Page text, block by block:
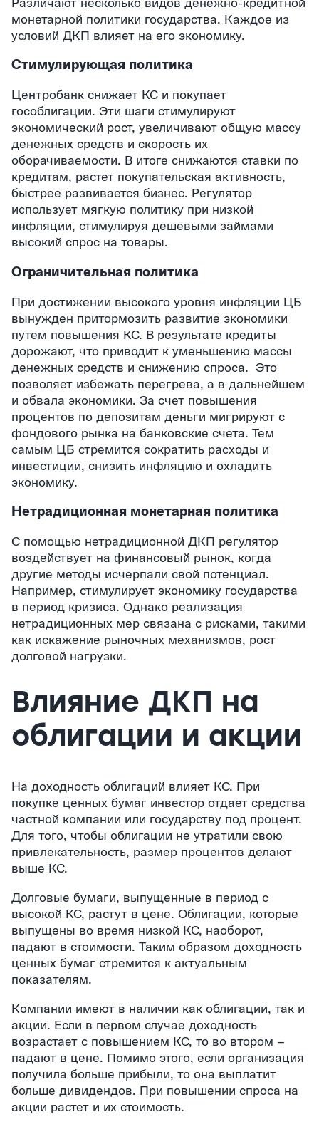
монетарной политики государства. Каждое из
условий ДКП влияет на его экономику.
Стимулирующая политика
Центробанк снижает КС и покупает
гособлигации. Эти шаги стимулируют
экономический рост, увеличивают общую массу
денежных средств и скорость их
оборачиваемости. В итоге снижаются ставки по
кредитам, растет покупательская активность,
быстрее развивается бизнес. Регулятор
использует мягкую политику при низкой
инфляции, стимулируя дешевыми займами
высокий спрос на товары.
Ограничительная политика
При достижении высокого уровня инфляции ЦБ
вынужден притормозить развитие экономики
путем повышения КС. В результате кредиты
дорожают, что приводит к уменьшению массы
денежных средств и снижению спроса. Это
позволяет избежать перегрева, а в дальнейшем
и обвала экономики. За счет повышения
процентов по депозитам деньги мигрируют с
фондового рынка на банковские счета. Тем
самым ЦБ стремится сократить расходы и
инвестиции, снизить инфляцию и охладить
экономику.
Нетрадиционная монетарная политика
С помощью нетрадиционной ДКП регулятор
воздействует на финансовый рынок, когда
другие методы исчерпали свой потенциал.
Например, стимулирует экономику государства
в период кризиса. Однако реализация
нетрадиционных мер связана с рисками, такими
как искажение рыночных механизмов, рост
долговой нагрузки.
Влияние ДКП на
облигации и акции
На доходность облигаций влияет КС. При
покупке ценных бумаг инвестор отдает средства
частной компании или государству под процент.
Для того, чтобы облигации не утратили свою
привлекательность, размер процентов делают
выше КС.
Долговые бумаги, выпущенные в период с
высокой КС, растут в цене. Облигации, которые
выпущены во время низкой КС, наоборот,
падают в стоимости. Таким образом доходность
ценных бумаг стремится к актуальным
показателям.
Компании имеют в наличии как облигации, так и
акции. Если в первом случае доходность
возрастает с повышением КС, то во втором –
падают в цене. Помимо этого, если организация
получила больше прибыли, то она выплатит
больше дивидендов. При повышении спроса на
акции растет и их стоимость.